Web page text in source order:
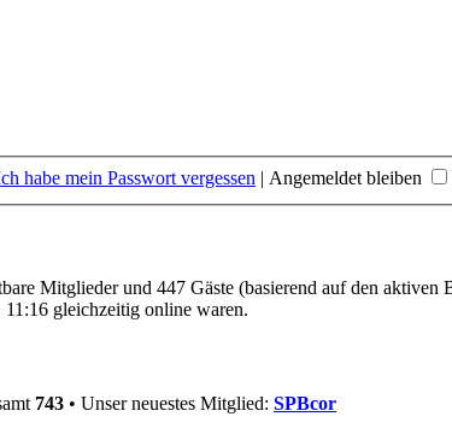
habe mein Passwort vergessen | Angemeldet bleiben
Mitglieder und 447 Gäste (basierend auf den aktiven
gleichzeitig online waren.
743 • Unser neuestes Mitglied: SPBcor